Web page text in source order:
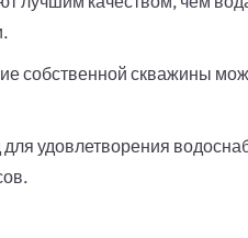
собственной скважины
удовлетворения